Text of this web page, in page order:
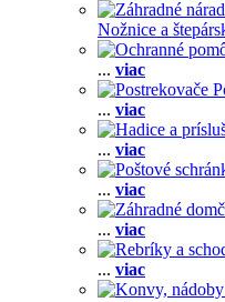
Nožnice a
... viac
... viac
... viac
... viac
... viac
... viac